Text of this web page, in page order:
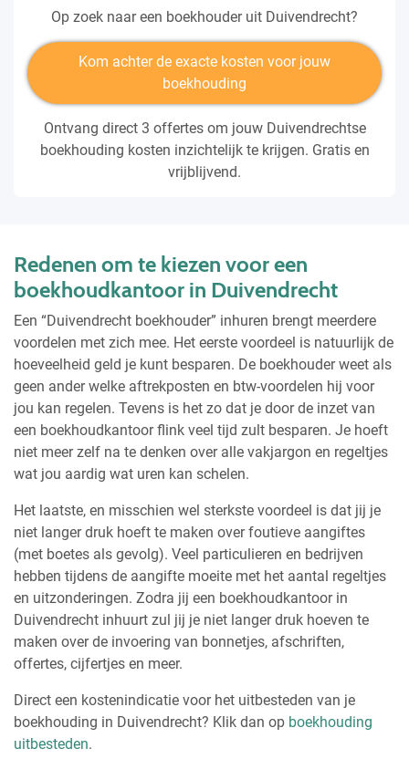
Op zoek naar een boekhouder uit Duivendrecht?
Kom achter de exacte kosten voor jouw
boekhouding
Ontvang direct 3 offertes om jouw Duivendrechtse
boekhouding kosten inzichtelijk te krijgen. Gratis en
vrijblijvend.
Redenen om te kiezen voor een
boekhoudkantoor in Duivendrecht
Een “Duivendrecht boekhouder” inhuren brengt meerdere
voordelen met zich mee. Het eerste voordeel is natuurlijk de
hoeveelheid geld je kunt besparen. De boekhouder weet als
geen ander welke aftrekposten en btw-voordelen hij voor
jou kan regelen. Tevens is het zo dat je door de inzet van
een boekhoudkantoor flink veel tijd zult besparen. Je hoeft
niet meer zelf na te denken over alle vakjargon en regeltjes
wat jou aardig wat uren kan schelen.
Het laatste, en misschien wel sterkste voordeel is dat jij je
niet langer druk hoeft te maken over foutieve aangiftes
(met boetes als gevolg). Veel particulieren en bedrijven
hebben tijdens de aangifte moeite met het aantal regeltjes
en uitzonderingen. Zodra jij een boekhoudkantoor in
Duivendrecht inhuurt zul jij je niet langer druk hoeven te
maken over de invoering van bonnetjes, afschriften,
offertes, cijfertjes en meer.
Direct een kostenindicatie voor het uitbesteden van je
boekhouding in Duivendrecht? Klik dan op boekhouding
uitbesteden.